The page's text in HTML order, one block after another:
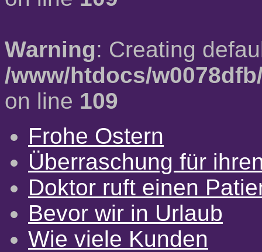
Warning: Creating
/www/htdocs/
on line 109
Frohe Ostern
Überraschung für
Doktor ruft einen
Bevor wir in Urlaub
Wie viele Kunden